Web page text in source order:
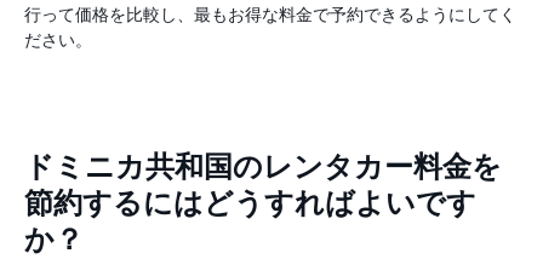
行って価格を比較し、最もお得な料金で予約できるようにしてく
ださい。
ドミニカ共和国のレンタカー料金を
節約するにはどうすればよいです
か？